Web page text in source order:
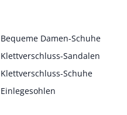
Bequeme Damen-Schuhe
Klettverschluss-Sandalen
Klettverschluss-Schuhe
Einlegesohlen